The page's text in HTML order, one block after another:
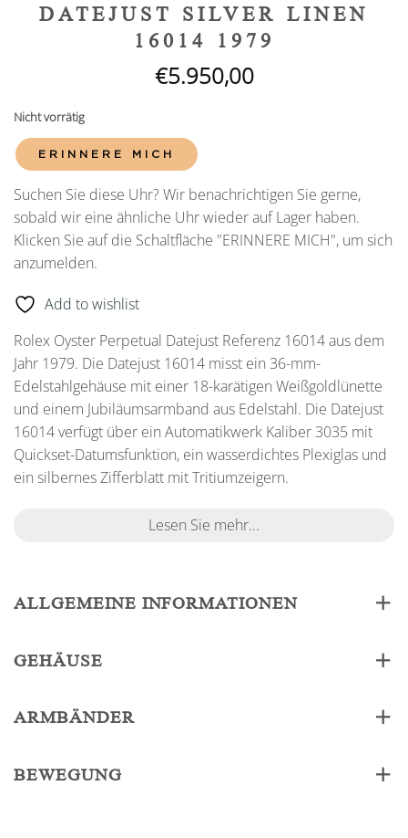
DATEJUST SILVER LINEN
16014 1979
€5.950,00
Nicht vorrätig
ERINNERE MICH
Suchen Sie diese Uhr? Wir benachrichtigen Sie gerne,
sobald wir eine ähnliche Uhr wieder auf Lager haben.
Klicken Sie auf die Schaltfläche "ERINNERE MICH", um sich
anzumelden.
Add to wishlist
Rolex Oyster Perpetual Datejust Referenz 16014 aus dem
Jahr 1979. Die Datejust 16014 misst ein 36-mm-
Edelstahlgehäuse mit einer 18-karätigen Weißgoldlünette
und einem Jubiläumsarmband aus Edelstahl. Die Datejust
16014 verfügt über ein Automatikwerk Kaliber 3035 mit
Quickset-Datumsfunktion, ein wasserdichtes Plexiglas und
ein silbernes Zifferblatt mit Tritiumzeigern.
Lesen Sie mehr...
ALLGEMEINE INFORMATIONEN
GEHÄUSE
ARMBÄNDER
BEWEGUNG